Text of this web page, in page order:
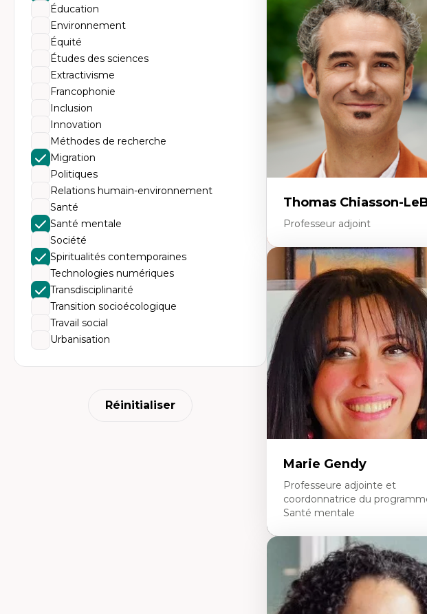
Éducation
Environnement
Équité
Études des sciences
Extractivisme
Francophonie
Inclusion
Innovation
Méthodes de recherche
Migration
Politiques
Relations humain-environnement
Santé
Santé mentale
Société
Spiritualités contemporaines
Technologies numériques
Transdisciplinarité
Transition socioécologique
Travail social
Urbanisation
Réinitialiser
Migrations forcées
Études des frontières; Enjeux
des migrations
Politiques migratoires
Réfugiés
Demandeurs d’asile
Migrations irrégulières
Migrations temporaires
Migration et changement
Migration et développement
Thomas Chiasson-
Professeur adjoint
Expertises
Théories du développement
Économie politique comparée
Élites économiques
Sociologie économique
Extractivisme
Classes sociales
Mouvements sociaux
Théories de l’État
Marie Gendy
Professeure adjointe et
coordonnatrice du
Santé mentale
Expertises
Neuropsychiatrie et
Direction d'essais cliniques
Analyse des politiques et
mentale